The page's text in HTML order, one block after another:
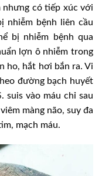
nhưng có tiếp xúc với
bệnh liên cầu
bị nhiễm bệnh qua
lợn ô nhiễm trong
ho, hắt hơi bắn ra. Vi
đường bạch huyết
suis vào máu chỉ sau
màng não, suy đa
mạch máu.